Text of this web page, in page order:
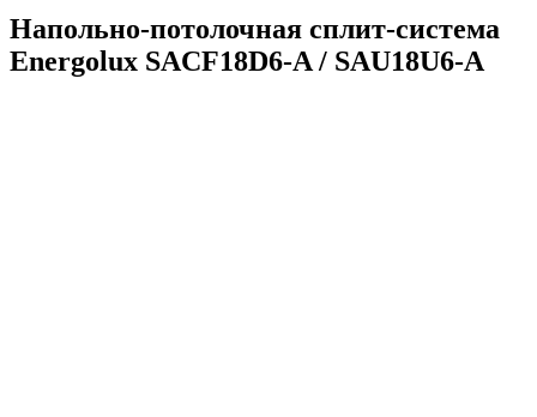
Напольно-потолочная сплит-система
Energolux SAСF18D6-A / SAU18U6-A